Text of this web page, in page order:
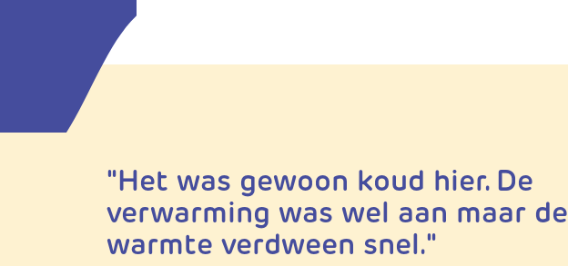
"Het was gewoon koud hier. De
verwarming was wel aan maar de
warmte verdween snel."